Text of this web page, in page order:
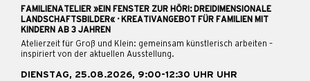
FAMILIENATELIER »EIN FENSTER ZUR HÖRI: DREIDIMENSIONALE
LANDSCHAFTSBILDER« · KREATIVANGEBOT FÜR FAMILIEN MIT
KINDERN AB 3 JAHREN
Atelierzeit für Groß und Klein: gemeinsam künstlerisch arbeiten –
inspiriert von der aktuellen Ausstellung.
DIENSTAG, 25.08.2026, 9:00-12:30 UHR UHR